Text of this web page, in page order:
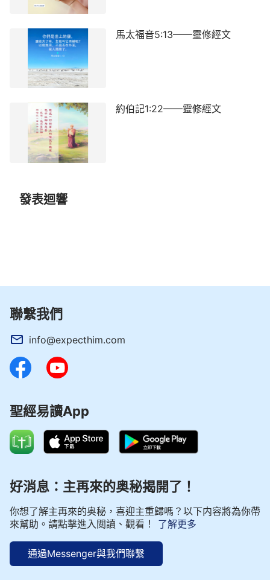
馬太福音5:13——靈修經文
約伯記1:22——靈修經文
發表迴響
聯繫我們
info@expecthim.com
聖經易讀App
好消息：主再來的奥秘揭開了！
你想了解主再來的奥秘，喜迎主重歸嗎？以下内容將為你帶
來幫助。請點擊進入閲讀、觀看！
了解更多
通過Messenger與我們聯繫